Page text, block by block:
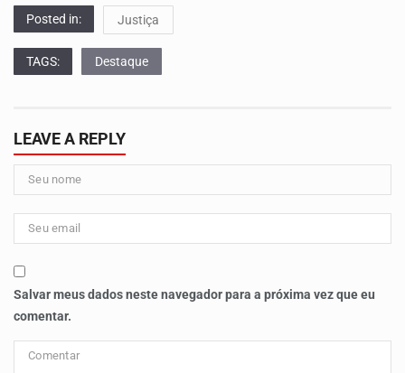
Posted in: Justiça
TAGS: Destaque
LEAVE A REPLY
Salvar meus dados neste navegador para a próxima vez que eu
comentar.